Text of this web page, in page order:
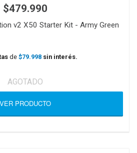
$479.990
v2 X50 Starter Kit - Army Green
de $79.998 sin interés.
AGOTADO
VER PRODUCTO